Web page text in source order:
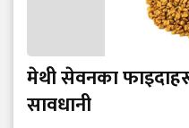
मेथी सेवनका
सावधानी